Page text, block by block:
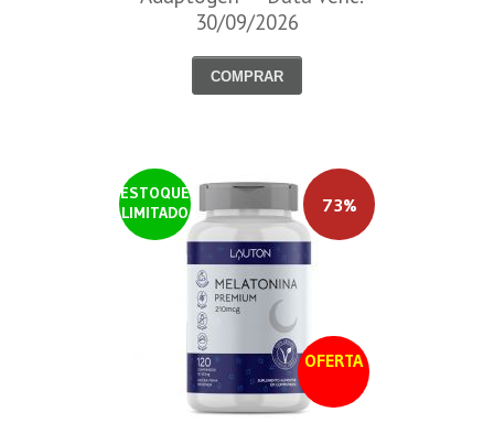
30/09/2026
COMPRAR
ESTOQUE
LIMITADO
OFERTA
73%